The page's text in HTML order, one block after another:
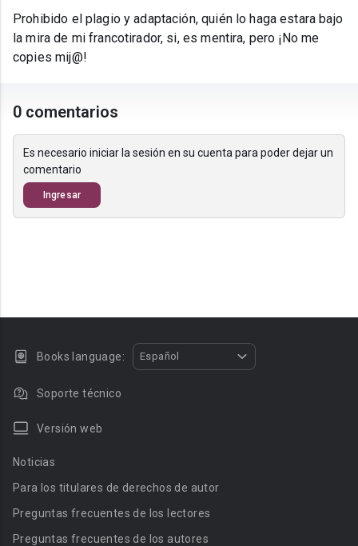
Prohibido el plagio y adaptación, quién lo haga estara bajo
la mira de mi francotirador, si, es mentira, pero ¡No me
copies mij@!
0 comentarios
Es necesario iniciar la sesión en su cuenta para poder dejar un
comentario
Ingresar
Books language: Español
Soporte técnico
Versión web
Noticias
Para los titulares de derechos de autor
Preguntas frecuentes de los lectores
Preguntas frecuentes de los autores